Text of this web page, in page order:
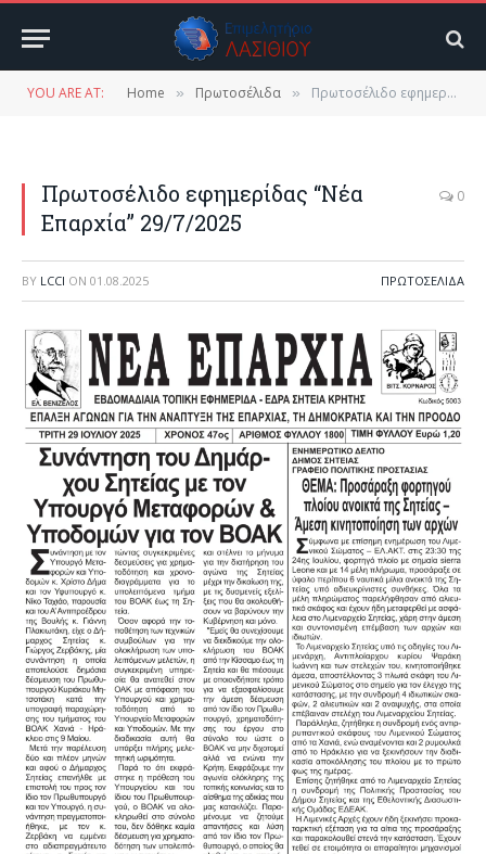
YOU ARE AT: Home » Πρωτοσέλιδα » Πρωτοσέλιδο εφημερίδας “Νέα Επαρχία” 29/7/2025
Πρωτοσέλιδο εφημερίδας “Νέα
Επαρχία” 29/7/2025
0
BY LCCI ON 01.08.2025 ΠΡΩΤΟΣΈΛΙΔΑ